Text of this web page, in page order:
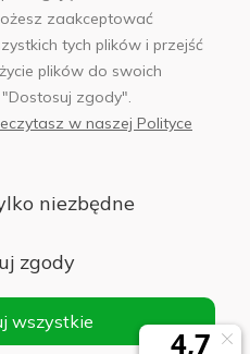
971 275
Serwis własnością:
z o.o.
Al. Jerozolimskie 176, NIP
nr 0000271999
zaakceptować
tych plików i przejść
plików do swoich
zgody".
w naszej Polityce
niezbędne
zgody
wszystkie